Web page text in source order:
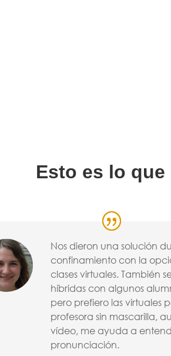
Esto es lo
Nos dieron una solución
confinamiento con la
clases virtuales. También
híbridas con algunos
pero prefiero las virtuales
profesora sin mascarilla,
vídeo, me ayuda a
pronunciación.